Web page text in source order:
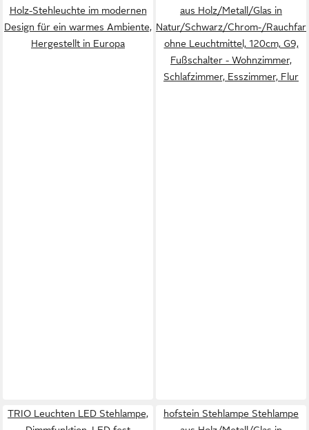
Holz-Stehleuchte im modernen
Design für ein warmes Ambiente,
Hergestellt in Europa
aus Holz/Metall/Glas in
Natur/Schwarz/Chrom-/
ohne Leuchtmittel, 120cm, G9,
Fußschalter - Wohnzimmer,
Schlafzimmer, Esszimmer, Flur
TRIO Leuchten LED Stehlampe,
hofstein Stehlampe Stehlampe